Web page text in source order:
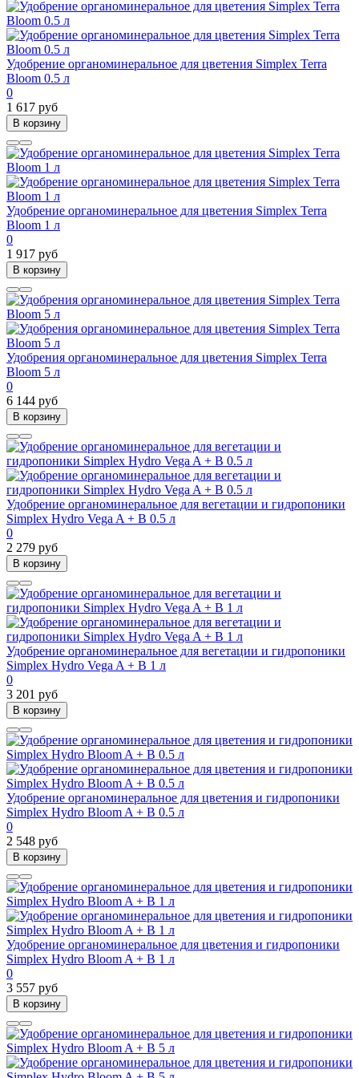
Удобрение органоминеральное для цветения Simplex Terra
Bloom 0.5 л
0
1 617 руб
В корзину
Удобрение органоминеральное для цветения Simplex Terra
Bloom 1 л
0
1 917 руб
В корзину
Удобрения органоминеральное для цветения Simplex Terra
Bloom 5 л
0
6 144 руб
В корзину
Удобрение органоминеральное для вегетации и гидропоники
Simplex Hydro Vega A + B 0.5 л
0
2 279 руб
В корзину
Удобрение органоминеральное для вегетации и гидропоники
Simplex Hydro Vega A + B 1 л
0
3 201 руб
В корзину
Удобрение органоминеральное для цветения и гидропоники
Simplex Hydro Bloom A + B 0.5 л
0
2 548 руб
В корзину
Удобрение органоминеральное для цветения и гидропоники
Simplex Hydro Bloom A + B 1 л
0
3 557 руб
В корзину